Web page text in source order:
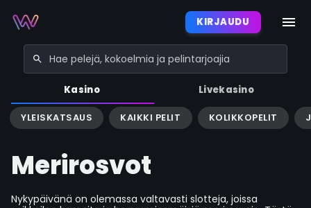
KIRJAUDU
Kasino Livekasino
YLEISKATSAUS KAIKKI PELIT KOLIKKOPELIT
Merirosvot
Nykypäivänä on olemassa valtavasti slotteja, joissa